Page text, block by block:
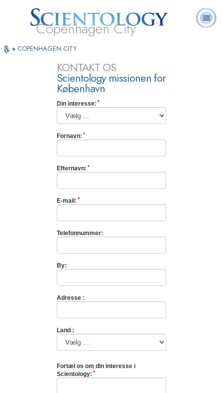
Copenhagen City
L. Ron
Hubbard
Hvad er
Scientology?
» COPENHAGEN CITY
KONTAKT OS
Scientology missionen for
København
Din interesse:
Fornavn:
Efternavn:
E-mail:
Telefonnummer:
By:
Adresse :
Land :
Fortæl os om din interesse i
Scientology: